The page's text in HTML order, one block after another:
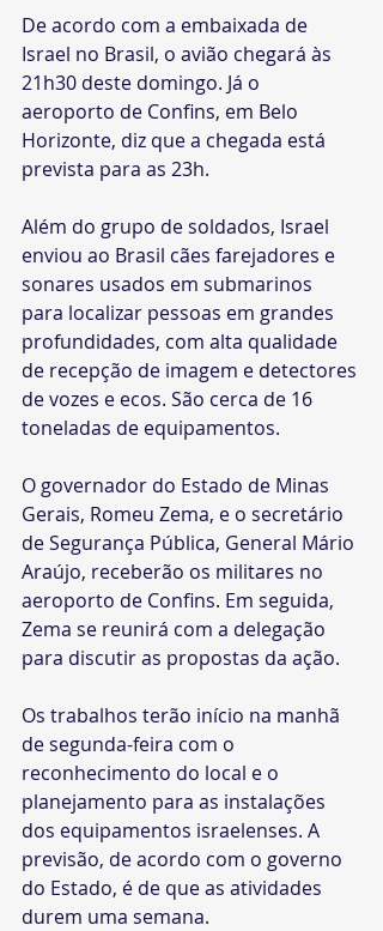
De acordo com a embaixada de
Israel no Brasil, o avião chegará às
21h30 deste domingo. Já o
aeroporto de Confins, em Belo
Horizonte, diz que a chegada está
prevista para as 23h.
Além do grupo de soldados, Israel
enviou ao Brasil cães farejadores e
sonares usados em submarinos
para localizar pessoas em grandes
profundidades, com alta qualidade
de recepção de imagem e detectores
de vozes e ecos. São cerca de 16
toneladas de equipamentos.
O governador do Estado de Minas
Gerais, Romeu Zema, e o secretário
de Segurança Pública, General Mário
Araújo, receberão os militares no
aeroporto de Confins. Em seguida,
Zema se reunirá com a delegação
para discutir as propostas da ação.
Os trabalhos terão início na manhã
de segunda-feira com o
reconhecimento do local e o
planejamento para as instalações
dos equipamentos israelenses. A
previsão, de acordo com o governo
do Estado, é de que as atividades
durem uma semana.